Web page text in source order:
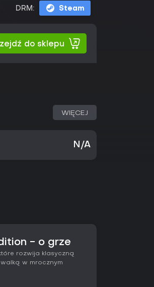
DRM: Steam
do sklepu
WIĘCEJ
N/A
- o grze
rozwija klasyczną
w mrocznym